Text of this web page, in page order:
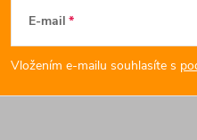
p
a
E-mail
Vložením e-mailu souhlasíte s